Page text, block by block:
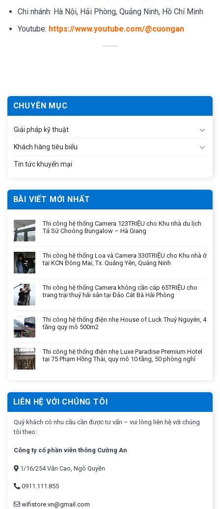
Chi nhánh: Hà Nội, Hải Phòng, Quảng Ninh, Hồ Chí Minh
Youtube: https://www.youtube.com/@cuongan
CHUYÊN MỤC
Giải pháp kỹ thuật
Khách hàng tiêu biểu
Tin tức khuyến mại
BÀI VIẾT MỚI NHẤT
Thi công hệ thống Camera 123TRIỆU cho Khu nhà du lịch
Tả Sử Choóng Bungalow – Hà Giang
Thi công hệ thống Loa và Camera 330TRIỆU cho Khu nhà ở
tại KCN Đông Mai, Tx. Quảng Yên, Quảng Ninh
Thi công hệ thống Camera không cần cáp 65TRIỆU cho
trang trại thuỷ hải sản tại Đảo Cát Bà Hải Phòng
Thi công hệ thống điện nhẹ House of Luck Thuỷ Nguyên, 4
tầng quy mô 500m2
Thi công hệ thống điện nhẹ Luxe Paradise Premium Hotel
tại 75 Phạm Hồng Thái, quy mô 10 tầng, 50 phòng nghỉ
LIÊN HỆ VỚI CHÚNG TÔI
Quý khách có nhu cầu cần được tư vấn – vui lòng liên hệ với chúng
tôi theo:
Công ty cổ phần viễn thông Cường An
1/16/254 Văn Cao, Ngô Quyền
0911.111.855
wifistore.vn@gmail.com